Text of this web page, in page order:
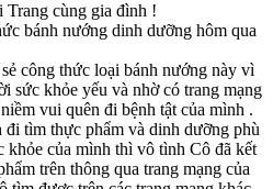
Trang cùng gia đình !
bánh nướng dinh dưỡng hôm qua
công thức loại bánh nướng này vì
sức khỏe yếu và nhờ có trang mạng
vui quên đi bệnh tật của mình .
tìm thực phẩm và dinh dưỡng phù
khỏe của mình thì vô tình Cô đã kết
trên thông qua trang mạng của